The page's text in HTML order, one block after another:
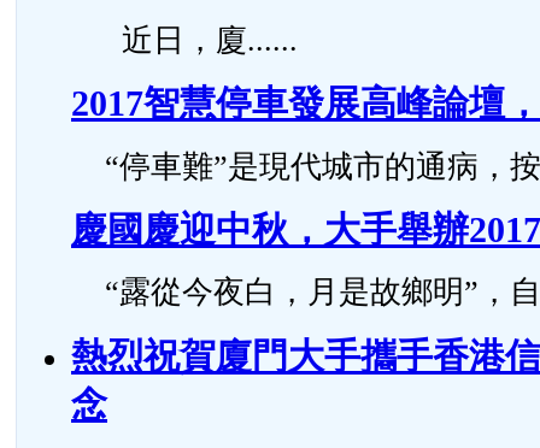
近日，廈......
2017智慧停車發展高峰論壇
“停車難”是現代城市的通病，
慶國慶迎中秋，大手舉辦
“露從今夜白，月是故鄉明”，
熱烈祝賀廈門大手攜手香港
念